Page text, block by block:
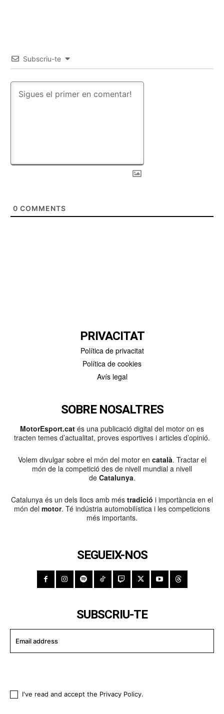
Subscriu-te
0 COMMENTS
PRIVACITAT
Política de privacitat
Política de cookies
Avís legal
SOBRE NOSALTRES
MotorEsport.cat és una publicació digital del motor on es
tracten temes d’actualitat, proves esportives i articles d’opinió.
Volem divulgar sobre el món del motor en català. Tractar el
món de la competició des de nivell mundial a nivell
de Catalunya.
Catalunya és un dels llocs amb més tradició i importància en el
món del motor. Té indústria automobilística i les competicions
més importants.
SEGUEIX-NOS
SUBSCRIU-TE
I've read and accept the Privacy Policy.